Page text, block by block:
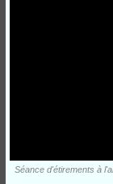
Séance d'étirements à